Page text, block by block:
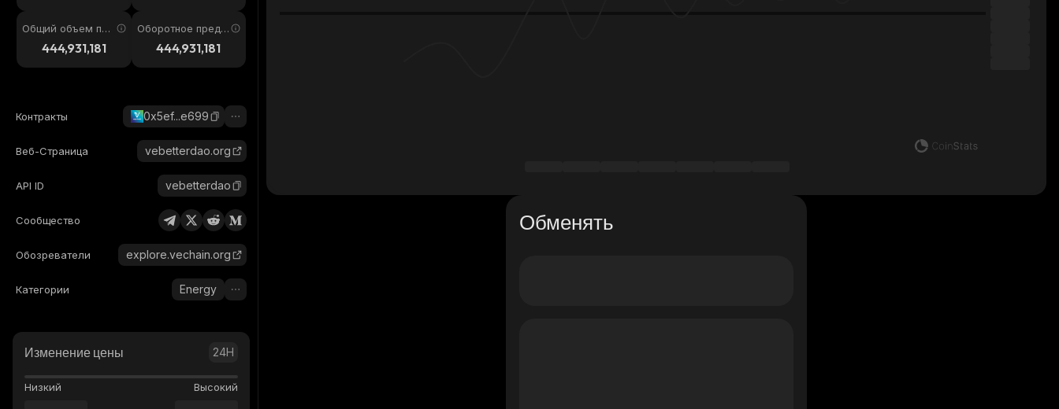
Общий объем пре
дложения
444,931,181
Оборотное предл
ожение
444,931,181
Контракты 0x5ef...e699
Веб-Страница vebetterdao.org
API ID vebetterdao
Сообщество
Обозреватели explore.vechain.org
Категории Energy
Изменение цены 24H
Низкий Высокий
Обменять